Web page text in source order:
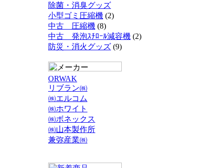
除菌・消臭グッズ
小型ゴミ圧縮機 (2)
中古 圧縮機 (8)
中古 発泡ｽﾁﾛｰﾙ減容機 (2)
防災・消火グッズ (9)
ORWAK
リブラン㈱
㈱エルコム
㈱ホワイト
㈱ボネックス
㈱山本製作所
兼弥産業㈱